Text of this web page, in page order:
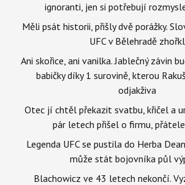
ignoranti, jen si potřebují
Měli psát historii, přišly dvě porážky.
UFC v Bělehradě zhořkl
Ani skořice, ani vanilka. Jablečný závin
babičky díky 1 surovině, kterou
odjakživa
Otec jí chtěl překazit svatbu, křičel a
pár letech přišel o firmu,
Legenda UFC se pustila do Herba
může stát bojovníka půl
Blachowicz ve 43 letech nekončí.